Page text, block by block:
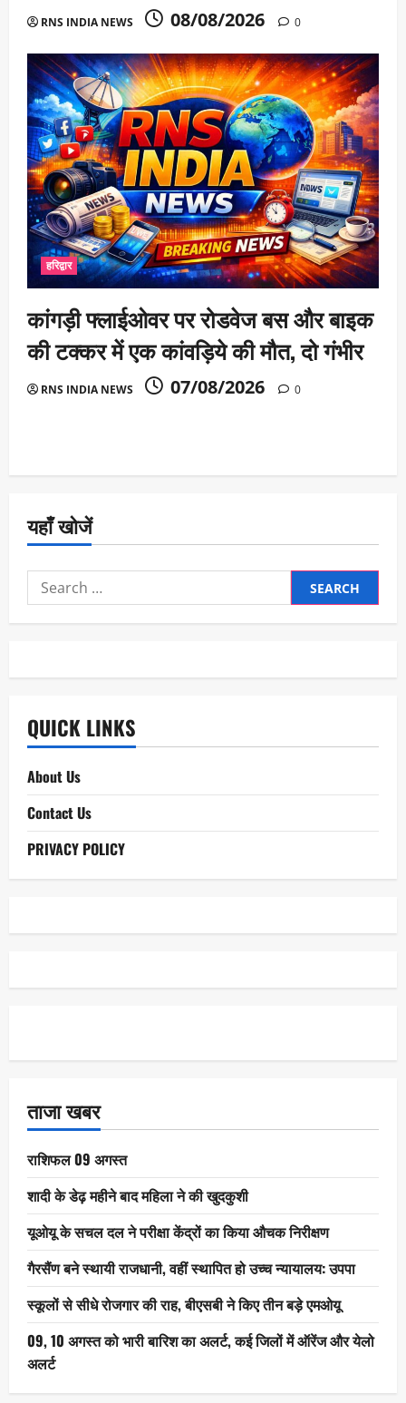
RNS INDIA NEWS 08/08/2026 0
हरिद्वार
कांगड़ी फ्लाईओवर पर रोडवेज बस और बाइक
की टक्कर में एक कांवड़िये की मौत, दो गंभीर
RNS INDIA NEWS 07/08/2026 0
यहाँ खोजें
Search
for:
QUICK LINKS
About Us
Contact Us
PRIVACY POLICY
ताजा खबर
राशिफल 09 अगस्त
शादी के डेढ़ महीने बाद महिला ने की खुदकुशी
यूओयू के सचल दल ने परीक्षा केंद्रों का किया औचक निरीक्षण
गैरसैंण बने स्थायी राजधानी, वहीं स्थापित हो उच्च न्यायालय: उपपा
स्कूलों से सीधे रोजगार की राह, बीएसबी ने किए तीन बड़े एमओयू
09, 10 अगस्त को भारी बारिश का अलर्ट, कई जिलों में ऑरेंज और येलो
अलर्ट